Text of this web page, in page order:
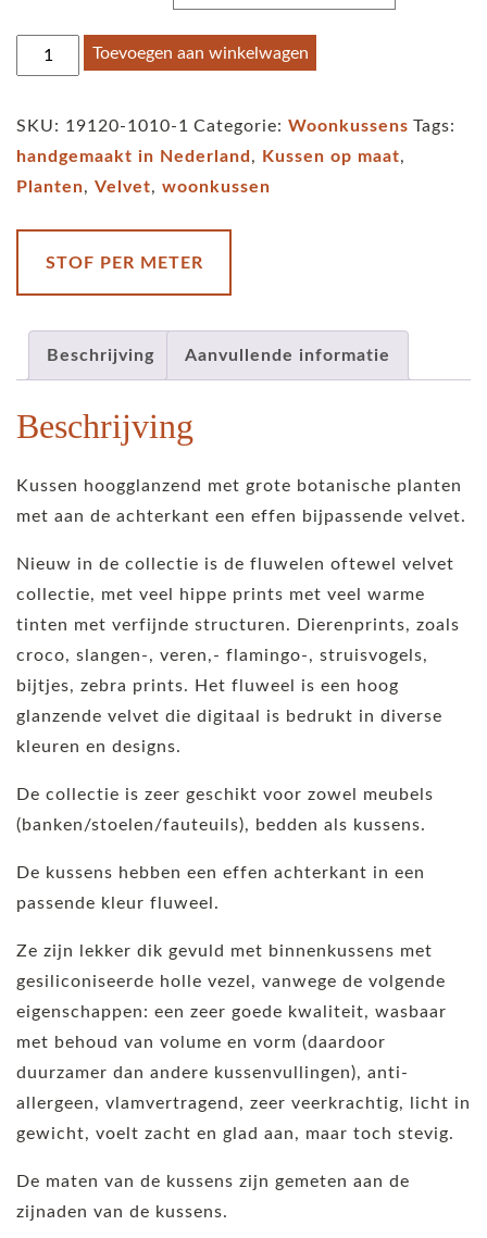
Kussen
Linnenlook
Toevoegen aan winkelwagen
SKU: 19120-1010-1 Categorie: Woonkussens Tags:
handgemaakt in Nederland , Kussen op maat,
Planten, Velvet, woonkussen
STOF PER METER
Beschrijving Aanvullende informatie
Beschrijving
Kussen hoogglanzend met grote botanische planten
met aan de achterkant een effen bijpassende velvet.
Nieuw in de collectie is de fluwelen oftewel velvet
collectie, met veel hippe prints met veel warme
tinten met verfijnde structuren. Dierenprints, zoals
croco, slangen-, veren,- flamingo-, struisvogels,
bijtjes, zebra prints. Het fluweel is een hoog
glanzende velvet die digitaal is bedrukt in diverse
kleuren en designs.
De collectie is zeer geschikt voor zowel meubels
(banken/stoelen/fauteuils), bedden als kussens.
De kussens hebben een effen achterkant in een
passende kleur fluweel.
Ze zijn lekker dik gevuld met binnenkussens met
gesiliconiseerde holle vezel, vanwege de volgende
eigenschappen: een zeer goede kwaliteit, wasbaar
met behoud van volume en vorm (daardoor
duurzamer dan andere kussenvullingen), anti-
allergeen, vlamvertragend, zeer veerkrachtig, licht in
gewicht, voelt zacht en glad aan, maar toch stevig.
De maten van de kussens zijn gemeten aan de
zijnaden van de kussens.